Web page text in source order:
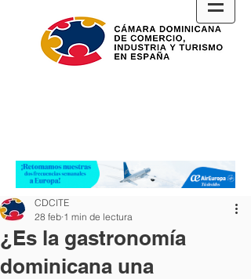
¿Es la gastronomía
dominicana una
CDCITE
28 feb 1 min de lectura